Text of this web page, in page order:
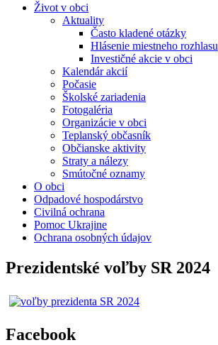
Život v obci
Aktuality
Často kladené otázky
Hlásenie miestneho rozhlasu
Investičné akcie v obci
Kalendár akcií
Počasie
Školské zariadenia
Fotogaléria
Organizácie v obci
Teplanský občasník
Občianske aktivity
Straty a nálezy
Smútočné oznamy
O obci
Odpadové hospodárstvo
Civilná ochrana
Pomoc Ukrajine
Ochrana osobných údajov
Prezidentské voľby SR 2024
Facebook